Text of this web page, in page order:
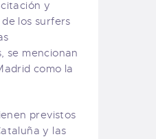
y
los surfers
se mencionan
como la
previstos
y las